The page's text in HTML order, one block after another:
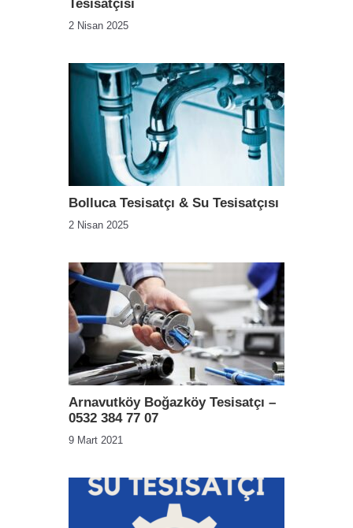
Tesisatçısı
2 Nisan 2025
Bolluca Tesisatçı & Su Tesisatçısı
2 Nisan 2025
Arnavutköy Boğazköy Tesisatçı –
0532 384 77 07
9 Mart 2021